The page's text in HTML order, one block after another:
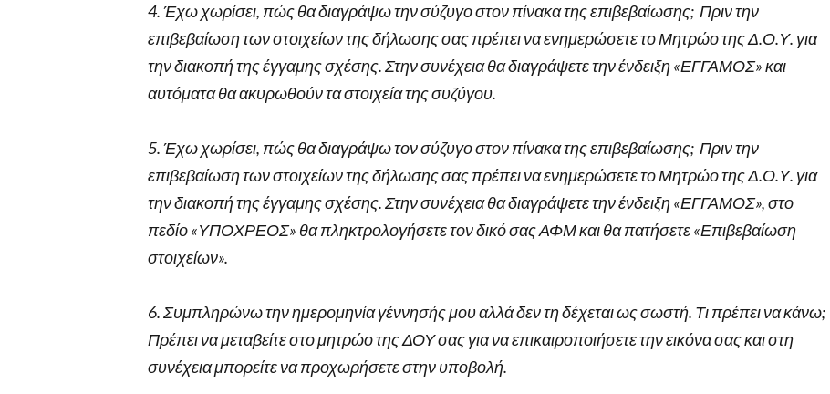
4. Έχω χωρίσει, πώς θα διαγράψω την σύζυγο στον πίνακα της επιβεβαίωσης; Πριν την
επιβεβαίωση των στοιχείων της δήλωσης σας πρέπει να ενημερώσετε το Μητρώο της Δ.Ο.Υ. για
την διακοπή της έγγαμης σχέσης. Στην συνέχεια θα διαγράψετε την ένδειξη «ΕΓΓΑΜΟΣ» και
αυτόματα θα ακυρωθούν τα στοιχεία της συζύγου.
5. Έχω χωρίσει, πώς θα διαγράψω τον σύζυγο στον πίνακα της επιβεβαίωσης; Πριν την
επιβεβαίωση των στοιχείων της δήλωσης σας πρέπει να ενημερώσετε το Μητρώο της Δ.Ο.Υ. για
την διακοπή της έγγαμης σχέσης. Στην συνέχεια θα διαγράψετε την ένδειξη «ΕΓΓΑΜΟΣ», στο
πεδίο «ΥΠΟΧΡΕΟΣ» θα πληκτρολογήσετε τον δικό σας ΑΦΜ και θα πατήσετε «Επιβεβαίωση
στοιχείων».
6. Συμπληρώνω την ημερομηνία γέννησής μου αλλά δεν τη δέχεται ως σωστή. Τι πρέπει να κάνω;
Πρέπει να μεταβείτε στο μητρώο της ΔΟΥ σας για να επικαιροποιήσετε την εικόνα σας και στη
συνέχεια μπορείτε να προχωρήσετε στην υποβολή.